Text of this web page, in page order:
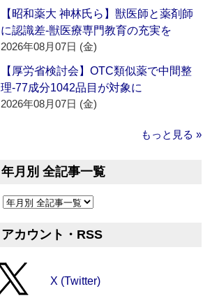
【昭和薬大 神林氏ら】獣医師と薬剤師
に認識差‐獣医療専門教育の充実を
2026年08月07日 (金)
【厚労省検討会】OTC類似薬で中間整
理‐77成分1042品目が対象に
2026年08月07日 (金)
もっと見る »
年月別 全記事一覧
アカウント・RSS
X (Twitter)